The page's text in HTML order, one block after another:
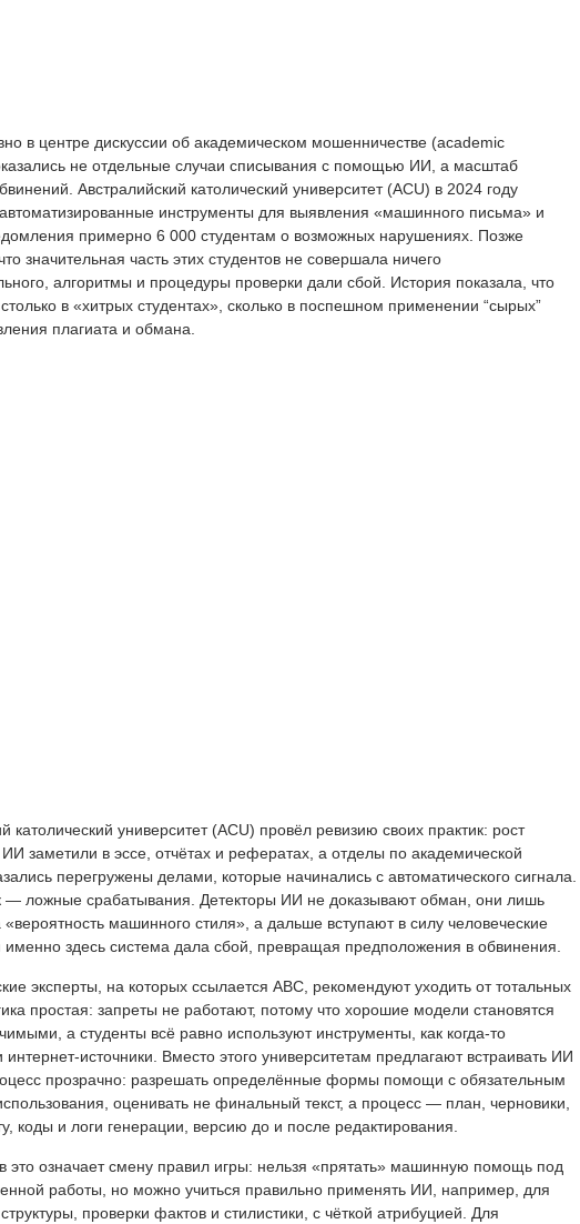
в центре дискуссии об академическом мошенничестве (academic
не отдельные случаи списывания с помощью ИИ, а масштаб
Австралийский католический университет (ACU) в 2024 году
инструменты для выявления «машинного письма» и
примерно 6 000 студентам о возможных нарушениях. Позже
значительная часть этих студентов не совершала ничего
алгоритмы и процедуры проверки дали сбой. История показала, что
в «хитрых студентах», сколько в поспешном применении “сырых”
плагиата и обмана.
католический университет (ACU) провёл ревизию своих практик: рост
заметили в эссе, отчётах и рефератах, а отделы по академической
перегружены делами, которые начинались с автоматического сигнала.
— ложные срабатывания. Детекторы ИИ не доказывают обман, они лишь
машинного стиля», а дальше вступают в силу человеческие
здесь система дала сбой, превращая предположения в обвинения.
эксперты, на которых ссылается ABC, рекомендуют уходить от тотальных
простая: запреты не работают, потому что хорошие модели становятся
а студенты всё равно используют инструменты, как когда-то
интернет-источники. Вместо этого университетам предлагают встраивать ИИ
прозрачно: разрешать определённые формы помощи с обязательным
оценивать не финальный текст, а процесс — план, черновики,
коды и логи генерации, версию до и после редактирования.
это означает смену правил игры: нельзя «прятать» машинную помощь под
работы, но можно учиться правильно применять ИИ, например, для
проверки фактов и стилистики, с чёткой атрибуцией. Для